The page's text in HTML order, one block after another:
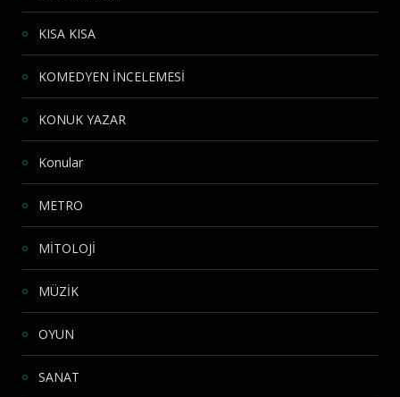
KISA KISA
KOMEDYEN İNCELEMESİ
KONUK YAZAR
Konular
METRO
MİTOLOJİ
MÜZİK
OYUN
SANAT